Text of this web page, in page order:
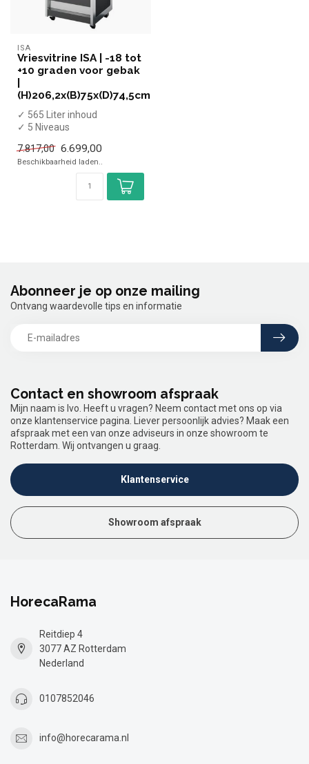
ISA
Vriesvitrine ISA | -18 tot
+10 graden voor gebak
(H)206,2x(B)75x(D)74,5cm
✓ 565 Liter inhoud
✓ 5 Niveaus
✓ -18 tot +10 graden
✓ Breedte 7...
7.817,00 6.699,00
Beschikbaarheid laden..
Contact en showroom afspraak
Mijn naam is Ivo. Heeft u vragen? Neem contact met ons op via
onze klantenservice pagina. Liever persoonlijk advies? Maak een
afspraak met een van onze adviseurs in onze showroom te
Rotterdam. Wij ontvangen u graag.
Klantenservice
Showroom afspraak
Abonneer je op onze mailing
Ontvang waardevolle tips en informatie
HorecaRama
Reitdiep 4
3077 AZ Rotterdam
Nederland
0107852046
info@horecarama.nl